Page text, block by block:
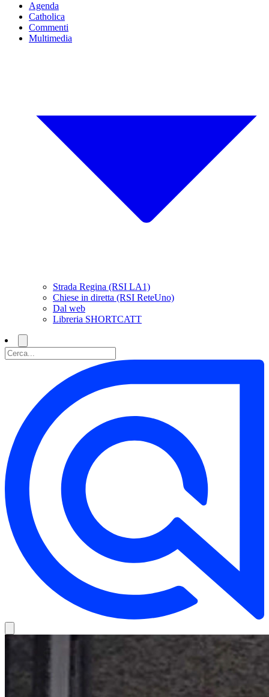
Agenda
Catholica
Commenti
Multimedia
Strada Regina (RSI LA1)
Chiese in diretta (RSI ReteUno)
Dal web
Libreria SHORTCATT